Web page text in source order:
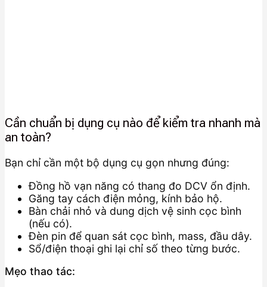
Cần chuẩn bị dụng cụ nào để kiểm tra nhanh mà
an toàn?
Bạn chỉ cần một bộ dụng cụ gọn nhưng đúng:
Đồng hồ vạn năng có thang đo DCV ổn định.
Găng tay cách điện mỏng, kính bảo hộ.
Bàn chải nhỏ và dung dịch vệ sinh cọc bình
(nếu có).
Đèn pin để quan sát cọc bình, mass, đầu dây.
Sổ/điện thoại ghi lại chỉ số theo từng bước.
Mẹo thao tác: